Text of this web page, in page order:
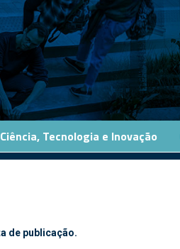
Ciência, Tecnologia e Inovação
de publicação.